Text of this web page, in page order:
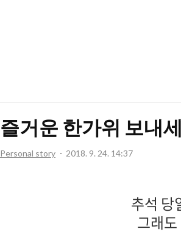
즐거운 한가위 보내
Personal story 2018. 9. 24. 14:37
추석 당
그래